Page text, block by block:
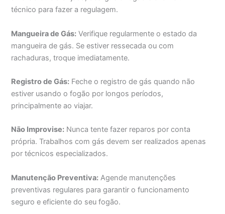
técnico para fazer a regulagem.
Mangueira de Gás: Verifique regularmente o estado da
mangueira de gás. Se estiver ressecada ou com
rachaduras, troque imediatamente.
Registro de Gás: Feche o registro de gás quando não
estiver usando o fogão por longos períodos,
principalmente ao viajar.
Não Improvise: Nunca tente fazer reparos por conta
própria. Trabalhos com gás devem ser realizados apenas
por técnicos especializados.
Manutenção Preventiva: Agende manutenções
preventivas regulares para garantir o funcionamento
seguro e eficiente do seu fogão.